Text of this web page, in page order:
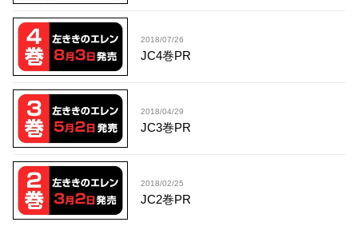
2018/07/26
JC4巻PR
2018/04/29
JC3巻PR
2018/02/25
JC2巻PR